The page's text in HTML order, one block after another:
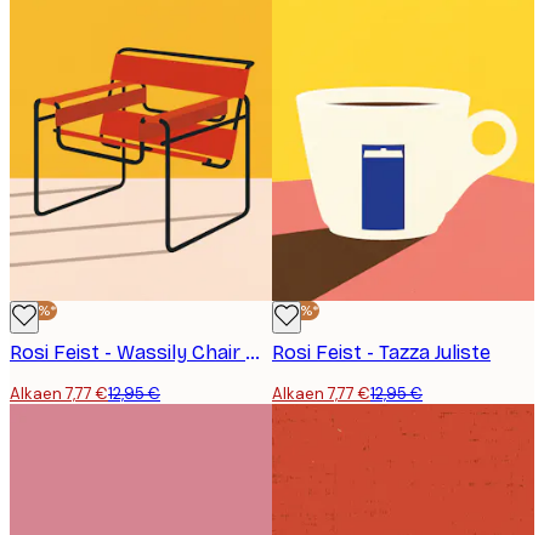
-40%*
Rosi Feist - Wassily Chair Marcel Breuer Juliste
Alkaen 7,77 €12,95 €
-40%*
Rosi Feist - Tazza Juliste
Alkaen 7,77 €12,95 €